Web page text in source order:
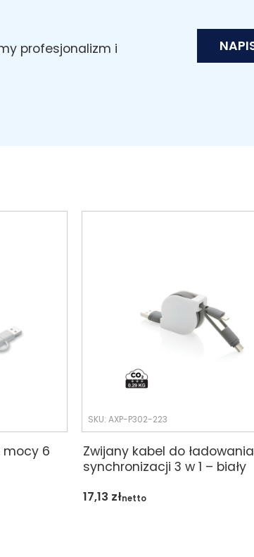
profesjonalizm i
mocy 6
SKU: AXP-P302-223
Zwijany kabel do
synchronizacji 3 w 1 – biały
17,13 złnetto